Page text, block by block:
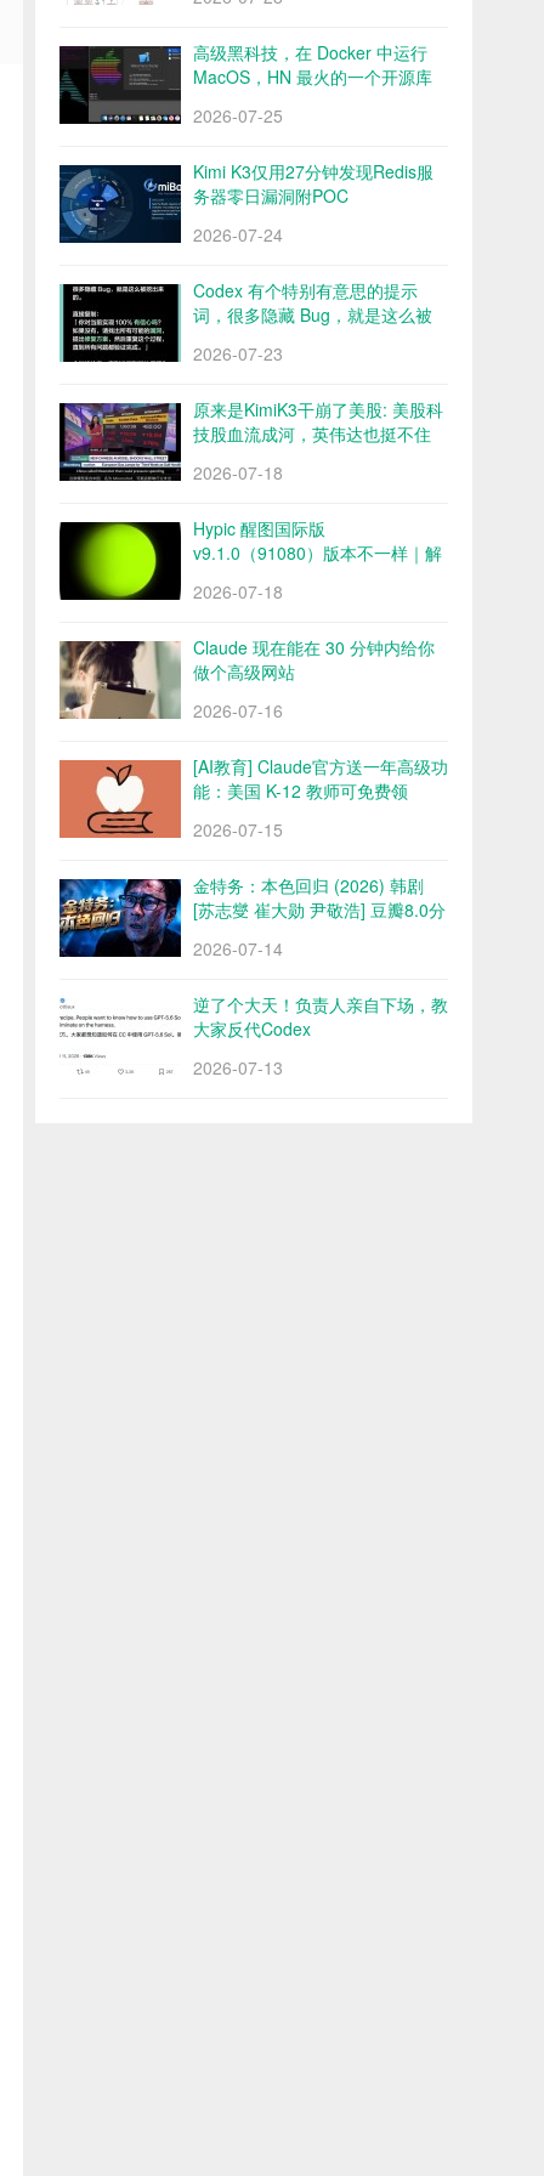
高级黑科技，在 Docker 中运行
MacOS，HN 最火的一个开源库
2026-07-25
Kimi K3仅用27分钟发现Redis服
务器零日漏洞附POC
2026-07-24
Codex 有个特别有意思的提示
词，很多隐藏 Bug，就是这么被
2026-07-23
原来是KimiK3干崩了美股: 美股科
技股血流成河，英伟达也挺不住
2026-07-18
Hypic 醒图国际版
v9.1.0（91080）版本不一样｜解
2026-07-18
Claude 现在能在 30 分钟内给你
做个高级网站
2026-07-16
[AI教育] Claude官方送一年高级功
能：美国 K-12 教师可免费领
2026-07-15
金特务：本色回归 (2026) 韩剧
[苏志燮 崔大勋 尹敬浩] 豆瓣8.0分
2026-07-14
逆了个大天！负责人亲自下场，教
大家反代Codex
2026-07-13